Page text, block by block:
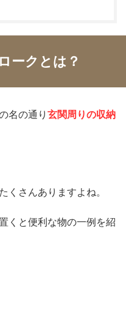
ークとは？
名の通り 玄関周りの収納
くさんありますよね。
くと便利な物の一例を紹